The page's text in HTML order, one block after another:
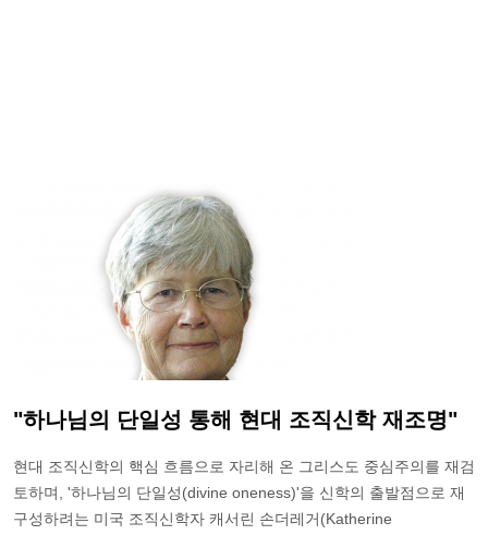
"하나님의 단일성 통해 현대 조직신학 재조명"
현대 조직신학의 핵심 흐름으로 자리해 온 그리스도 중심주의를 재검
토하며, '하나님의 단일성(divine oneness)'을 신학의 출발점으로 재
구성하려는 미국 조직신학자 캐서린 손더레거(Katherine